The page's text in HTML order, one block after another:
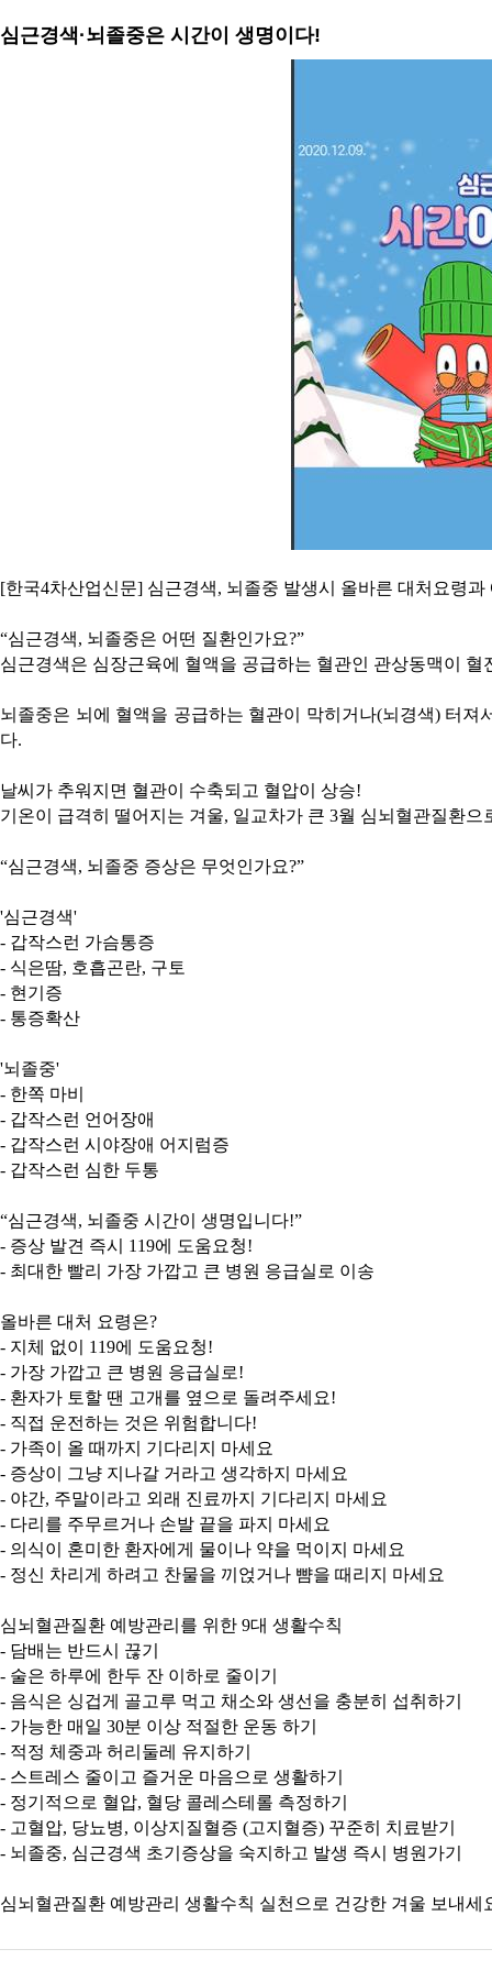
심근경색·뇌졸중은 시간이 생명이다!
[한국4차산업신문] 심근경색, 뇌졸중 발생시 올바른 대처요령
“심근경색, 뇌졸중은 어떤 질환인가요?”
심근경색은 심장근육에 혈액을 공급하는 혈관인 관상동맥이
뇌졸중은 뇌에 혈액을 공급하는 혈관이 막히거나(뇌경색) 터
다.
날씨가 추워지면 혈관이 수축되고 혈압이 상승!
기온이 급격히 떨어지는 겨울, 일교차가 큰 3월 심뇌혈관질환으
“심근경색, 뇌졸중 증상은 무엇인가요?”
'심근경색'
- 갑작스런 가슴통증
- 식은땀, 호흡곤란, 구토
- 현기증
- 통증확산
'뇌졸중'
- 한쪽 마비
- 갑작스런 언어장애
- 갑작스런 시야장애 어지럼증
- 갑작스런 심한 두통
“심근경색, 뇌졸중 시간이 생명입니다!”
- 증상 발견 즉시 119에 도움요청!
- 최대한 빨리 가장 가깝고 큰 병원 응급실로 이송
올바른 대처 요령은?
- 지체 없이 119에 도움요청!
- 가장 가깝고 큰 병원 응급실로!
- 환자가 토할 땐 고개를 옆으로 돌려주세요!
- 직접 운전하는 것은 위험합니다!
- 가족이 올 때까지 기다리지 마세요
- 증상이 그냥 지나갈 거라고 생각하지 마세요
- 야간, 주말이라고 외래 진료까지 기다리지 마세요
- 다리를 주무르거나 손발 끝을 파지 마세요
- 의식이 혼미한 환자에게 물이나 약을 먹이지 마세요
- 정신 차리게 하려고 찬물을 끼얹거나 뺨을 때리지 마세요
심뇌혈관질환 예방관리를 위한 9대 생활수칙
- 담배는 반드시 끊기
- 술은 하루에 한두 잔 이하로 줄이기
- 음식은 싱겁게 골고루 먹고 채소와 생선을 충분히 섭취하기
- 가능한 매일 30분 이상 적절한 운동 하기
- 적정 체중과 허리둘레 유지하기
- 스트레스 줄이고 즐거운 마음으로 생활하기
- 정기적으로 혈압, 혈당 콜레스테롤 측정하기
- 고혈압, 당뇨병, 이상지질혈증 (고지혈증) 꾸준히 치료받기
- 뇌졸중, 심근경색 초기증상을 숙지하고 발생 즉시 병원가기
심뇌혈관질환 예방관리 생활수칙 실천으로 건강한 겨울 보내세